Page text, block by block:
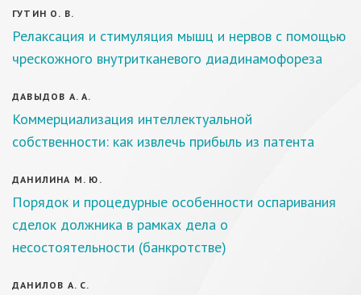
ГУТИН О. В.
Релаксация и стимуляция мышц и нервов с помощью
чрескожного внутритканевого диадинамофореза
ДАВЫДОВ А. А.
Коммерциализация интеллектуальной
собственности: как извлечь прибыль из патента
ДАНИЛИНА М. Ю.
Порядок и процедурные особенности оспаривания
сделок должника в рамках дела о
несостоятельности (банкротстве)
ДАНИЛОВ А. С.